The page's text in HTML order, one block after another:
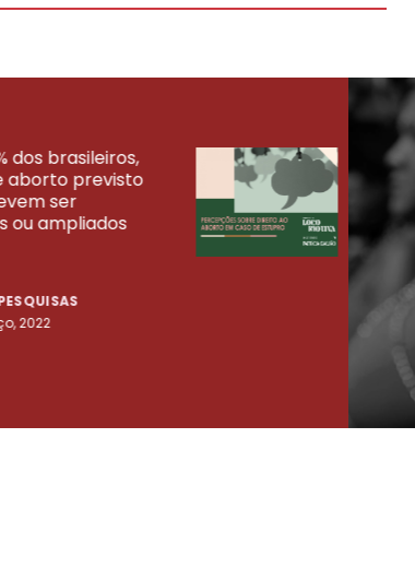
dos brasileiros,
aborto previsto
ser
ou ampliados
2022
23